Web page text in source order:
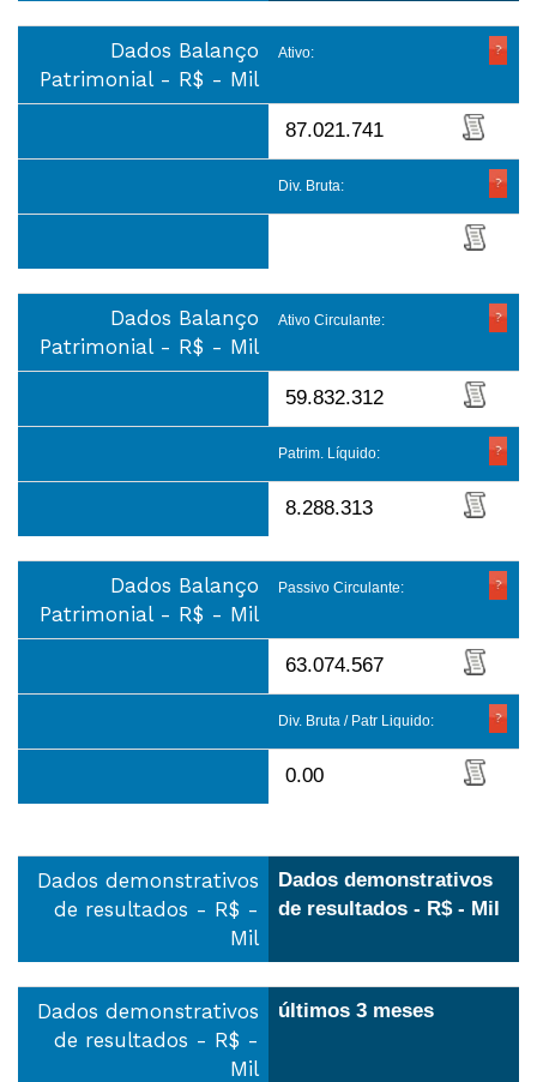
Dados Balanço
Patrimonial - R$ - Mil
Ativo:
87.021.741
Div. Bruta:
Dados Balanço
Patrimonial - R$ - Mil
Ativo Circulante:
59.832.312
Patrim. Líquido:
8.288.313
Dados Balanço
Patrimonial - R$ - Mil
Passivo Circulante:
63.074.567
Div. Bruta / Patr Liquido:
0.00
Dados demonstrativos
de resultados - R$ -
Mil
Dados demonstrativos
de resultados - R$ - Mil
Dados demonstrativos
de resultados - R$ -
Mil
últimos 3 meses